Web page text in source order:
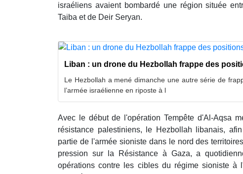
israéliens avaient bombardé une région située
Taiba et de Deir Seryan.
Liban : un drone du Hezbollah frappe des
Le Hezbollah a mené dimanche une autre série de
l’armée israélienne en riposte à l
Avec le début de l'opération Tempête d'Al-Aqsa
résistance palestiniens, le Hezbollah libanais,
partie de l'armée sioniste dans le nord des
pression sur la Résistance à Gaza, a
opérations contre les cibles du régime sioniste à